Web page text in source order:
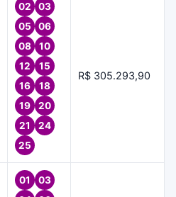
02
03
05
06
08
10
12
15
16
18
19
20
21
24
25
R$ 305.293,90
01
03